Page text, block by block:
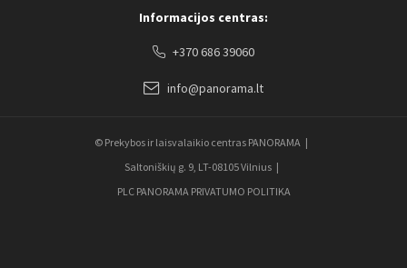
Informacijos centras:
+370 686 39060
info@panorama.lt
© Prekybos ir laisvalaikio centras PANORAMA
Saltoniškių g. 9, LT-08105 Vilnius
PLC PANORAMA PRIVATUMO POLITIKA